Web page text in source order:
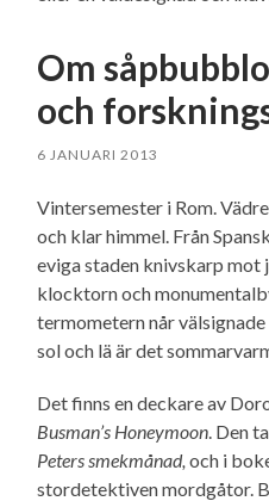
Om
och
6 JANUARI 2013
Vintersemester i Rom.
och klar himmel. Från
eviga staden knivskarp mot
klocktorn och
termometern når
sol och lä är det
Det finns en deckare av
Busman’s Honeymoon . Den
Peters smekmånad, och i
stordetektiven mordgåtor.